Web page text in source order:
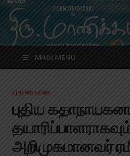
MAIN MENU
CINEMA NEWS
புதிய
அறிமுகமானவர்